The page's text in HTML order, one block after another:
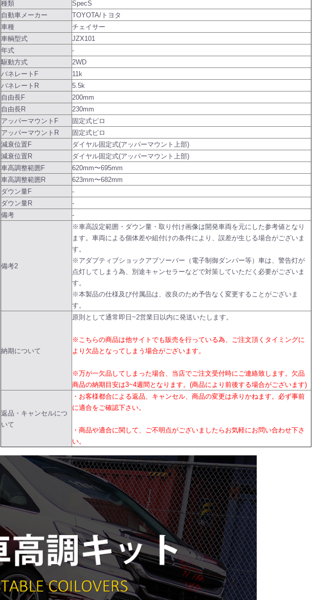
種類
SpecS
自動車メーカー
TOYOTA/トヨタ
車種
チェイサー
車輌型式
JZX101
年式
-
駆動方式
2WD
バネレートF
11k
バネレートR
5.5k
自由長F
200mm
自由長R
230mm
アッパーマウントF
固定式ピロ
アッパーマウントR
固定式ピロ
減衰位置F
ダイヤル固定式(アッパーマウント上部)
減衰位置R
ダイヤル固定式(アッパーマウント上部)
車高調整範囲F
620mm〜695mm
車高調整範囲R
623mm〜682mm
ダウン量F
-
ダウン量R
-
備考
-
備考2
※車高設定範囲・ダウン量・取り付け画像は開発車両を元にした参考値となり
ます。車両による個体差や組付けの条件により、誤差が生じる場合がございま
す。
※アダプティブショックアブソーバー（電子制御ダンパー等）車は、警告灯が
点灯してしまう為、別途キャンセラーなどで対策していただく必要がございま
す。
※本製品の仕様及び付属品は、改良のため予告なく変更することがございま
す。
納期について
原則として通常即日~2営業日以内に発送いたします。
※こちらの商品は他サイトでも販売を行っている為、ご注文頂くタイミングに
より欠品となってしまう場合がございます。
※万が一欠品してしまった場合、当店でご注文受付時にご連絡致します。欠品
商品の納期目安は3~4週間となります。(商品により前後する場合がございます)
返品・キャンセルにつ
いて
・お客様都合による返品、キャンセル、商品の変更は承りかねます。必ず事前
に適合をご確認下さい。
・商品や適合に関して、ご不明点がございましたらお気軽にお問い合わせ下さ
い。